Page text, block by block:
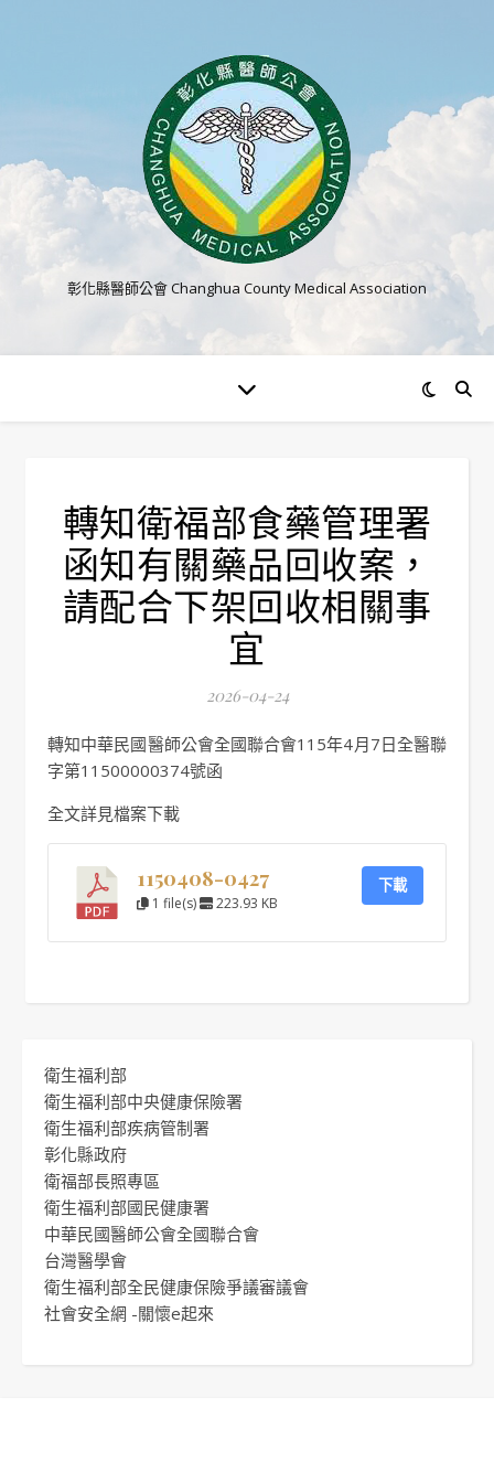
彰化縣醫師公會 Changhua County Medical Association
轉知衛福部食藥管理署
函知有關藥品回收案，
請配合下架回收相關事
宜
2026-04-24
轉知中華民國醫師公會全國聯合會115年4月7日全醫聯
字第11500000374號函
全文詳見檔案下載
1150408-0427
1 file(s) 223.93 KB
下載
衛生福利部
衛生福利部中央健康保險署
衛生福利部疾病管制署
彰化縣政府
衛福部長照專區
衛生福利部國民健康署
中華民國醫師公會全國聯合會
台灣醫學會
衛生福利部全民健康保險爭議審議會
社會安全網 -關懷e起來